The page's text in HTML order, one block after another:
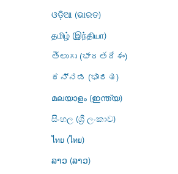
ଓଡ଼ିଆ (ଭାରତ)
தமிழ் (இந்தியா)
తెలుగు (భారతదేశం)
ಕನ್ನಡ (ಭಾರತ)
മലയാളം (ഇന്ത്യ)
සිංහල (ශ්‍රී ලංකාව)
ไทย (ไทย)
ລາວ (ລາວ)